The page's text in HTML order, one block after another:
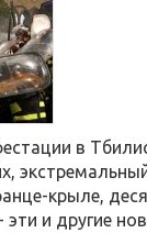
в
крыле,
эти и другие